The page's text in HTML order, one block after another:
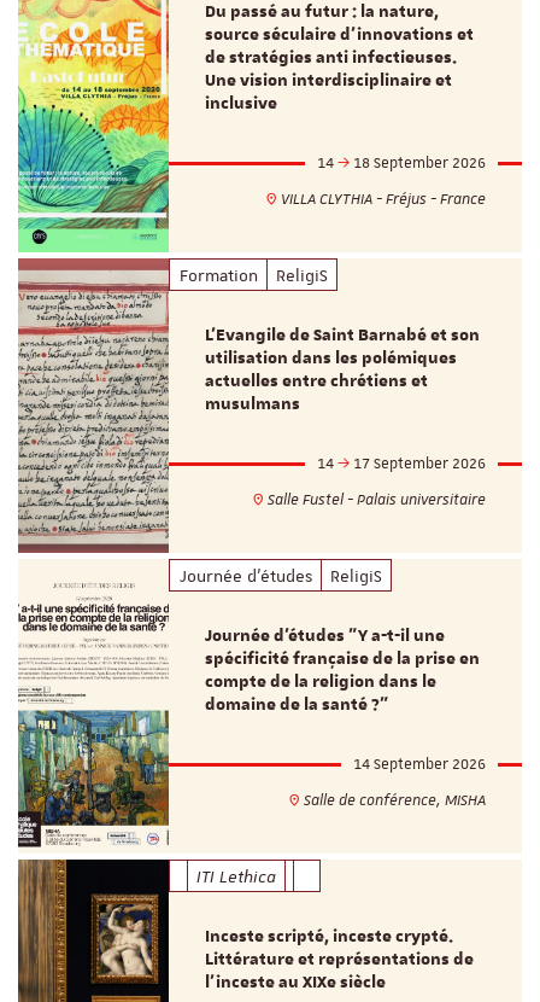
Du passé au futur : la nature,
source séculaire d’innovations et
de stratégies anti infectieuses.
Une vision interdisciplinaire et
inclusive
14
18 September 2026
VILLA CLYTHIA - Fréjus - France
Formation ReligiS
L’Evangile de Saint Barnabé et son
utilisation dans les polémiques
actuelles entre chrétiens et
musulmans
14
17 September 2026
Salle Fustel - Palais universitaire
Journée d'études ReligiS
Journée d’études "Y a-t-il une
spécificité française de la prise en
compte de la religion dans le
domaine de la santé ?"
14 September 2026
Salle de conférence, MISHA
ITI Lethica
Inceste scripté, inceste crypté.
Littérature et représentations de
l’inceste au XIXe siècle